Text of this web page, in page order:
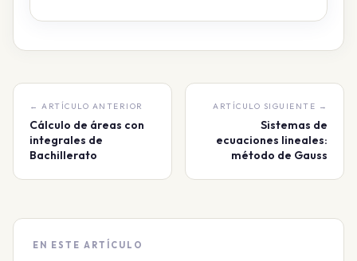
← ARTÍCULO ANTERIOR
Cálculo de áreas con
integrales de
Bachillerato
ARTÍCULO SIGUIENTE →
Sistemas de
ecuaciones lineales:
método de Gauss
EN ESTE ARTÍCULO